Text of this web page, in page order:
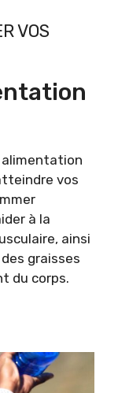
VOS
alimentation
vos
à la
ainsi
graisses
du corps.